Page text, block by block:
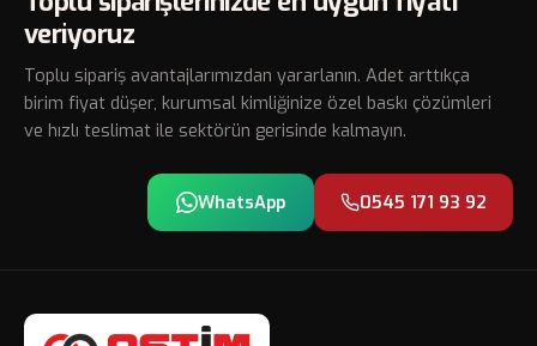
veriyoruz
Toplu sipariş avantajlarımızdan yararlanın. Adet arttıkça
birim fiyat düşer, kurumsal kimliğinize özel baskı çözümleri
ve hızlı teslimat ile sektörün gerisinde kalmayın.
WhatsApp 0545 171 93 92